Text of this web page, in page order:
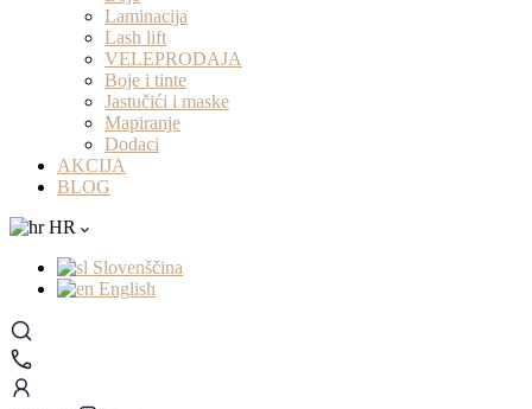
Laminacija
Lash lift
VELEPRODAJA
Boje i tinte
Jastučići i maske
Mapiranje
Dodaci
AKCIJA
BLOG
HR
Slovenščina
English